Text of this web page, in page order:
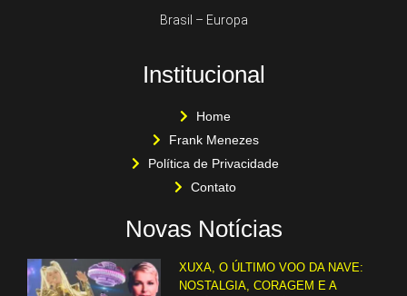
Brasil – Europa
Institucional
Home
Frank Menezes
Política de Privacidade
Contato
Novas Notícias
XUXA, O ÚLTIMO VOO DA NAVE:
NOSTALGIA, CORAGEM E A